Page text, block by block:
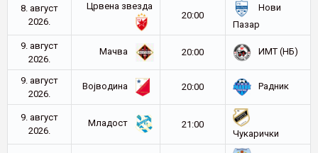
8. август
2026.
Црвена звезда
20:00
Нови
Пазар
9. август
2026.
Мачва 20:00 ИМТ (НБ)
9. август
2026.
Војводина 20:00 Радник
9. август
2026.
Младост
21:00
Чукарички